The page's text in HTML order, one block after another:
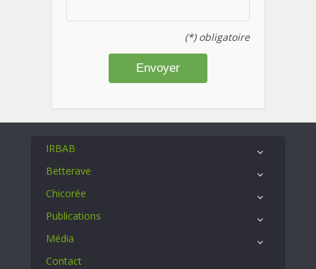
(*) obligatoire
IRBAB
Betterave
Chicorée
Publications
Média
Contact